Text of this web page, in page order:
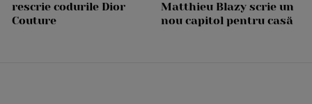
rescrie codurile Dior
Couture
Matthieu Blazy scrie un
nou capitol pentru casă